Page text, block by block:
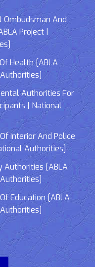
And
Project |
Health [ABLA
Authorities For
| National
Interior And Police
Authorities]
Authorities [ABLA
Education [ABLA